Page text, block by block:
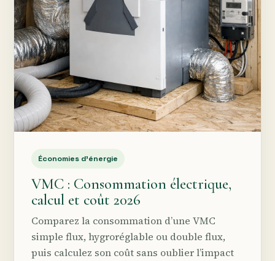
Économies d’énergie
VMC : Consommation électrique,
calcul et coût 2026
Comparez la consommation d’une VMC
simple flux, hygroréglable ou double flux,
puis calculez son coût sans oublier l’impact